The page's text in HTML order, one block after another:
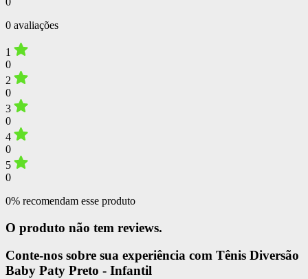
0 avaliações
1
0
2
0
3
0
4
0
5
0
0% recomendam esse produto
O produto não tem reviews.
Conte-nos sobre sua experiência com Tênis Diversão
Baby Paty Preto - Infantil